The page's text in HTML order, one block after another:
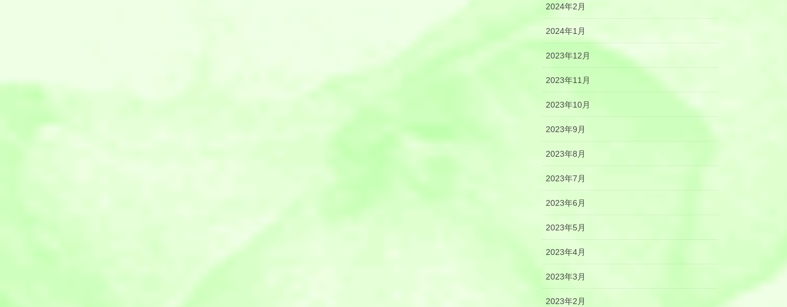
2024年2月
2024年1月
2023年12月
2023年11月
2023年10月
2023年9月
2023年8月
2023年7月
2023年6月
2023年5月
2023年4月
2023年3月
2023年2月